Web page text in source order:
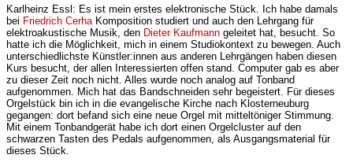
Karlheinz Essl: Es ist mein erstes elektronische Stück. Ich habe damals
bei Friedrich CerhaKomposition studiert und auch den Lehrgang für
elektroakustische Musik, den Dieter Kaufmann geleitet hat, besucht. So
hatte ich die Möglichkeit, mich in einem Studiokontext zu bewegen. Auch
unterschiedlichste Künstler:innen aus anderen Lehrgängen haben diesen
Kurs besucht, der allen Interessierten offen stand. Computer gab es aber
zu dieser Zeit noch nicht. Alles wurde noch analog auf Tonband
aufgenommen. Mich hat das Bandschneiden sehr begeistert. Für dieses
Orgelstück bin ich in die evangelische Kirche nach Klosterneuburg
gegangen: dort befand sich eine neue Orgel mit mitteltöniger Stimmung.
Mit einem Tonbandgerät habe ich dort einen Orgelcluster auf den
schwarzen Tasten des Pedals aufgenommen, als Ausgangsmaterial für
dieses Stück.